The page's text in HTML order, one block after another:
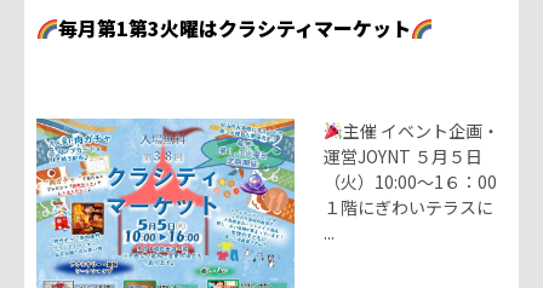
毎月第1第3火曜はクラシティマーケット
主催 イベント企画・
運営JOYNT ５月５日
（火）10:00～1６：00
１階にぎわいテラスに
...